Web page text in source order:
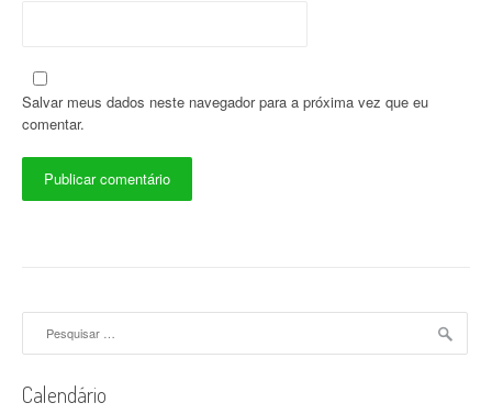
Salvar meus dados neste navegador para a próxima vez que eu
comentar.
Calendário